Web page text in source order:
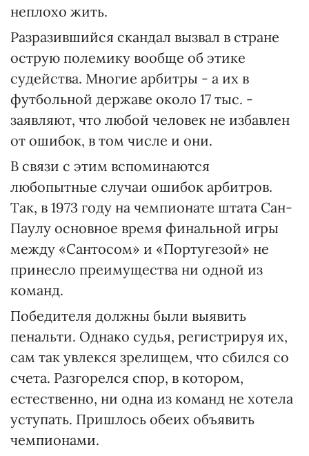
неплохо жить.
Разразившийся скандал вызвал в стране
острую полемику вообще об этике
судейства. Многие арбитры - а их в
футбольной державе около 17 тыс. -
заявляют, что любой человек не избавлен
от ошибок, в том числе и они.
В связи с этим вспоминаются
любопытные случаи ошибок арбитров.
Так, в 1973 году на чемпионате штата Сан-
Паулу основное время финальной игры
между «Сантосом» и «Португезой» не
принесло преимущества ни одной из
команд.
Победителя должны были выявить
пенальти. Однако судья, регистрируя их,
сам так увлекся зрелищем, что сбился со
счета. Разгорелся спор, в котором,
естественно, ни одна из команд не хотела
уступать. Пришлось обеих объявить
чемпионами.